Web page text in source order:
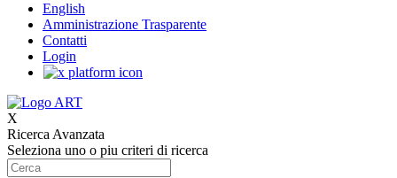
English
Amministrazione Trasparente
Contatti
Login
X
Ricerca Avanzata
Seleziona uno o piu criteri di ricerca